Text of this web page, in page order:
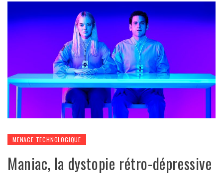
MENACE TECHNOLOGIQUE
Maniac, la dystopie rétro-dépressive